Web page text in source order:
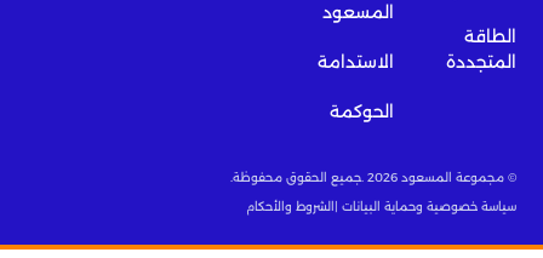
الطاقة
المتجددة
المسعود
الاستدامة
الحوكمة
© مجموعة المسعود 2026 .جميع الحقوق محفوظة.
سياسة خصوصية وحماية البيانات |
الشروط والأحكام